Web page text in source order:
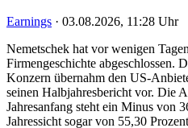
Earnings · 03.08.2026, 11:28 Uhr
Nemetschek hat vor wenigen
Firmengeschichte abgeschlossen.
Konzern übernahm den US-
seinen Halbjahresbericht vor. Die
Jahresanfang steht ein Minus von
Jahressicht sogar von 55,30